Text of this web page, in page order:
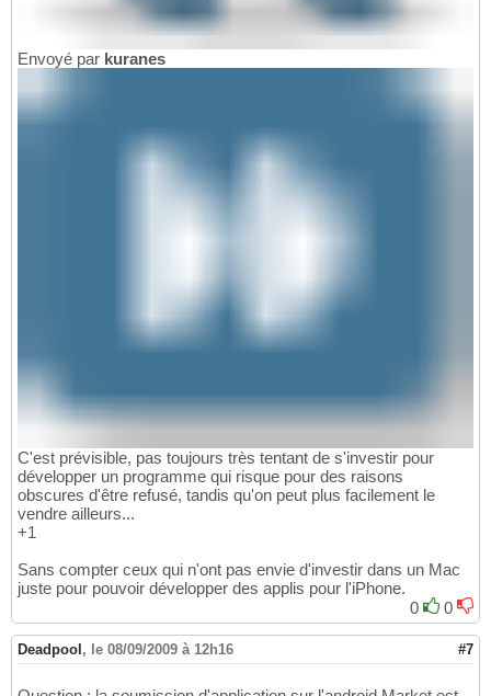
Envoyé par kuranes
C'est prévisible, pas toujours très tentant de s'investir pour
développer un programme qui risque pour des raisons
obscures d'être refusé, tandis qu'on peut plus facilement le
vendre ailleurs...
+1
Sans compter ceux qui n'ont pas envie d'investir dans un Mac
juste pour pouvoir développer des applis pour l'iPhone.
0
0
Deadpool , le 08/09/2009 à 12h16 #7